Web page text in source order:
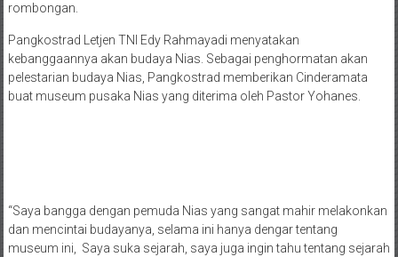
rombongan.
Pangkostrad Letjen TNI Edy Rahmayadi menyatakan
kebanggaannya akan budaya Nias. Sebagai penghormatan akan
pelestarian budaya Nias, Pangkostrad memberikan Cinderamata
buat museum pusaka Nias yang diterima oleh Pastor Yohanes.
“Saya bangga dengan pemuda Nias yang sangat mahir melakonkan
dan mencintai budayanya, selama ini hanya dengar tentang
museum ini, Saya suka sejarah, saya juga ingin tahu tentang sejarah